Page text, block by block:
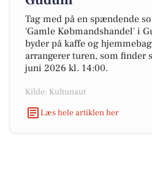
Tag med på en spændende
'Gamle Købmandshandel' i
byder på kaffe og
arrangerer turen, som finder
juni 2026 kl. 14:00.
Kilde: Kultunaut
Læs hele artiklen her